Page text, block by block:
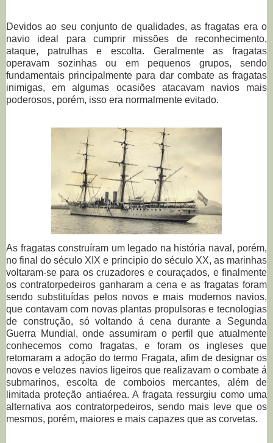
Devidos ao seu conjunto de qualidades, as fragatas era o
navio ideal para cumprir missões de reconhecimento,
ataque, patrulhas e escolta. Geralmente as fragatas
operavam sozinhas ou em pequenos grupos, sendo
fundamentais principalmente para dar combate as fragatas
inimigas, em algumas ocasiões atacavam navios mais
poderosos, porém, isso era normalmente evitado.
As fragatas construíram um legado na história naval, porém,
no final do século XIX e principio do século XX, as marinhas
voltaram-se para os cruzadores e couraçados, e finalmente
os contratorpedeiros ganharam a cena e as fragatas foram
sendo substituídas pelos novos e mais modernos navios,
que contavam com novas plantas propulsoras e tecnologias
de construção, só voltando á cena durante a Segunda
Guerra Mundial, onde assumiram o perfil que atualmente
conhecemos como fragatas, e foram os ingleses que
retomaram a adoção do termo Fragata, afim de designar os
novos e velozes navios ligeiros que realizavam o combate á
submarinos, escolta de comboios mercantes, além de
limitada proteção antiaérea. A fragata ressurgiu como uma
alternativa aos contratorpedeiros, sendo mais leve que os
mesmos, porém, maiores e mais capazes que as corvetas.